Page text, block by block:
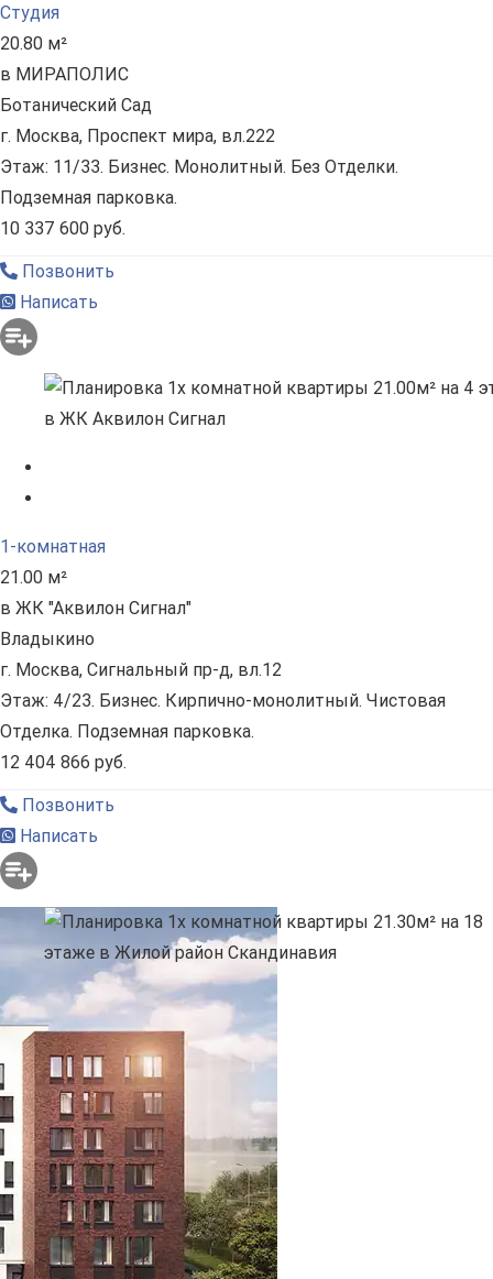
Студия
20.80 м²
в МИРАПОЛИС
Ботанический Сад
г. Москва, Проспект мира, вл.222
Этаж: 11/33. Бизнес. Монолитный. Без Отделки.
Подземная парковка.
10 337 600 руб.
Позвонить
Написать
1-комнатная
21.00 м²
в ЖК "Аквилон Сигнал"
Владыкино
г. Москва, Сигнальный пр-д, вл.12
Этаж: 4/23. Бизнес. Кирпично-монолитный. Чистовая
Отделка. Подземная парковка.
12 404 866 руб.
Позвонить
Написать